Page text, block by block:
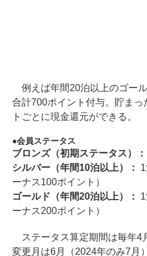
例えば年間20泊以上のゴー
合計700ポイント付与。貯ま
トごとに現金還元ができる。
会員ステータス
ブロンズ（初期ステータス）：
シルバー（年間10泊以上）：
ーナス100ポイント）
ゴールド（年間20泊以上）：
ーナス200ポイント）
ステータス算定期間は毎年4
変更月は6月（2024年のみ7月